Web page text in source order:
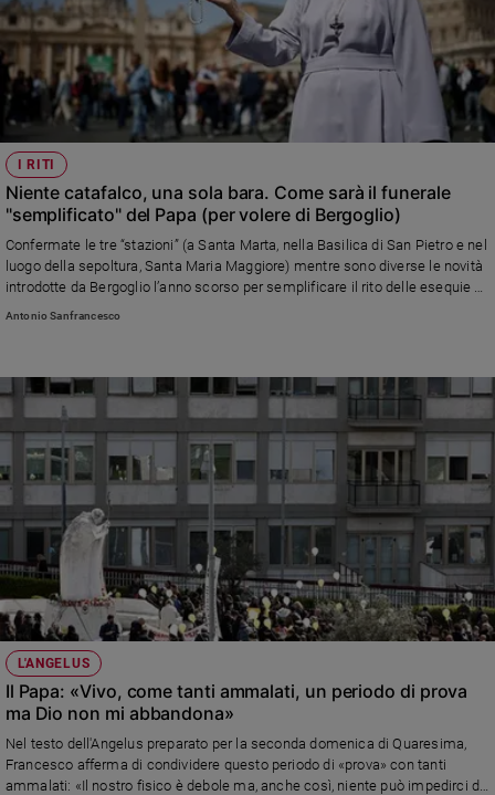
Famiglia
educazione
Genitori
e
figli
Nonni
Coppia
Scuola
e
Vai
Riflessioni
Foto
Video
Podcast
Privacy
Policy
I RITI
Niente catafalco, una sola bara. Come sarà il funerale
"semplificato" del Papa (per volere di Bergoglio)
Confermate le tre “stazioni” (a Santa Marta, nella Basilica di San Pietro e nel
luogo della sepoltura, Santa Maria Maggiore) mentre sono diverse le novità
introdotte da Bergoglio l’anno scorso per semplificare il rito delle esequie e
renderlo non quello di un potente del mondo ma di un pastore e discepolo di
Antonio Sanfrancesco
L'ANGELUS
Il Papa: «Vivo, come tanti ammalati, un periodo di prova
ma Dio non mi abbandona»
Nel testo dell'Angelus preparato per la seconda domenica di Quaresima,
Francesco afferma di condividere questo periodo di «prova» con tanti
ammalati: «Il nostro fisico è debole ma, anche così, niente può impedirci di